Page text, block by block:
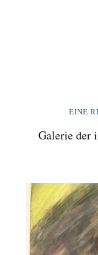
EINE
Galerie der